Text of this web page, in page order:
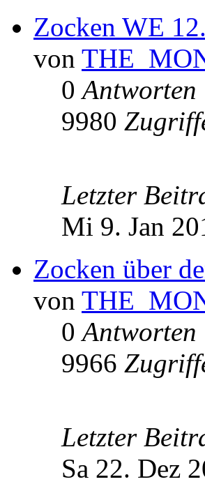
Zocken WE
von
0Antworten
9980
Letzter
Mi 9. Jan
Zocken über
von
0Antworten
9966
Letzter
Sa 22. Dez